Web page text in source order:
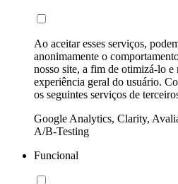
Ao aceitar esses serviços,
anonimamente o
nosso site, a fim de otimizá-lo e
experiência geral do usuário.
os seguintes serviços de
Google Analytics, Clarity,
A/B-Testing
Funcional